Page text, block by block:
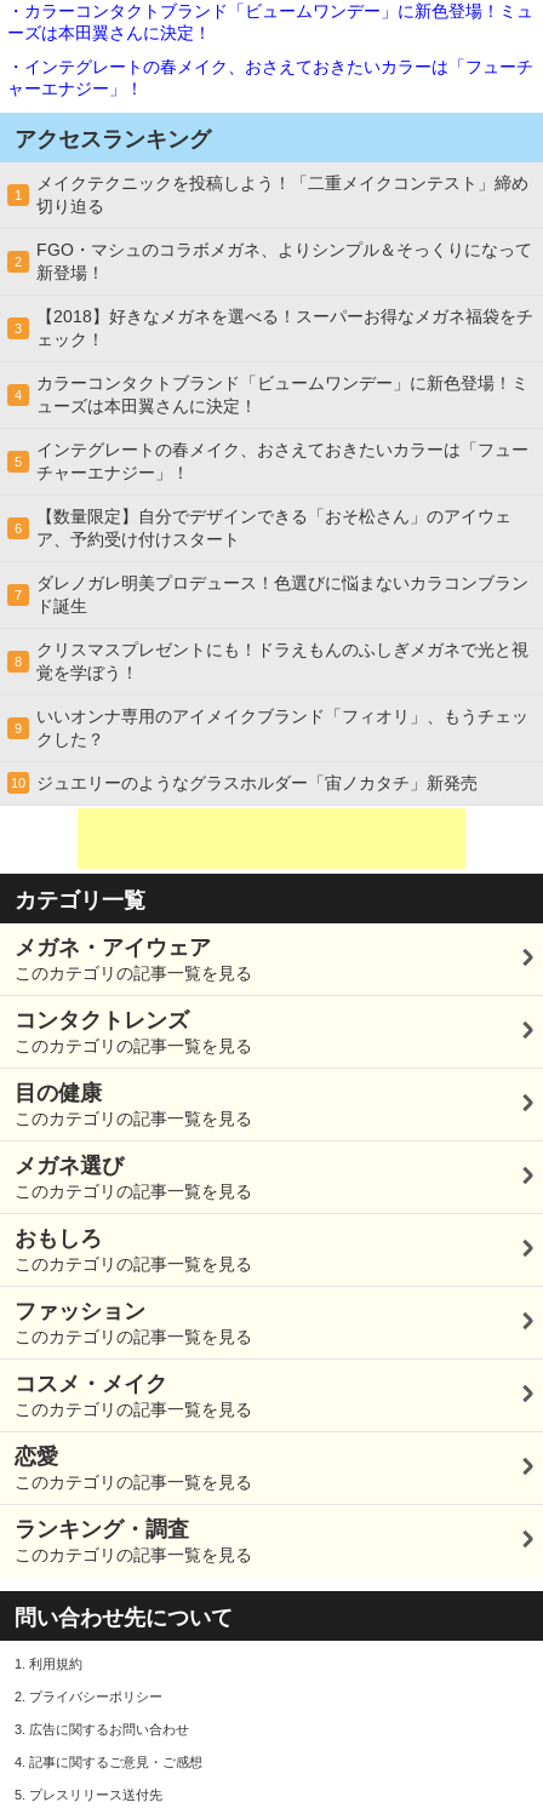
・カラーコンタクトブランド「ビュームワンデー」に新色登場！ミュ
ーズは本田翼さんに決定！
・インテグレートの春メイク、おさえておきたいカラーは「フューチ
ャーエナジー」！
アクセスランキング
1
メイクテクニックを投稿しよう！「二重メイクコンテスト」締め
切り迫る
2
FGO・マシュのコラボメガネ、よりシンプル＆そっくりになって
新登場！
3
【2018】好きなメガネを選べる！スーパーお得なメガネ福袋をチ
ェック！
4
カラーコンタクトブランド「ビュームワンデー」に新色登場！ミ
ューズは本田翼さんに決定！
5
インテグレートの春メイク、おさえておきたいカラーは「フュー
チャーエナジー」！
6
【数量限定】自分でデザインできる「おそ松さん」のアイウェ
ア、予約受け付けスタート
7
ダレノガレ明美プロデュース！色選びに悩まないカラコンブラン
ド誕生
8
クリスマスプレゼントにも！ドラえもんのふしぎメガネで光と視
覚を学ぼう！
9
いいオンナ専用のアイメイクブランド「フィオリ」、もうチェッ
クした？
10 ジュエリーのようなグラスホルダー「宙ノカタチ」新発売
カテゴリ一覧
メガネ・アイウェア
このカテゴリの記事一覧を見る
コンタクトレンズ
このカテゴリの記事一覧を見る
目の健康
このカテゴリの記事一覧を見る
メガネ選び
このカテゴリの記事一覧を見る
おもしろ
このカテゴリの記事一覧を見る
ファッション
このカテゴリの記事一覧を見る
コスメ・メイク
このカテゴリの記事一覧を見る
恋愛
このカテゴリの記事一覧を見る
ランキング・調査
このカテゴリの記事一覧を見る
問い合わせ先について
1. 利用規約
2. プライバシーポリシー
3. 広告に関するお問い合わせ
4. 記事に関するご意見・ご感想
5. プレスリリース送付先